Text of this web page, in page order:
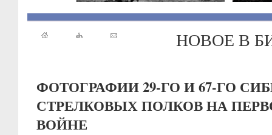
НОВОЕ В
ФОТОГРАФИИ 29-ГО И 67-ГО
СТРЕЛКОВЫХ ПОЛКОВ НА
ВОЙНЕ